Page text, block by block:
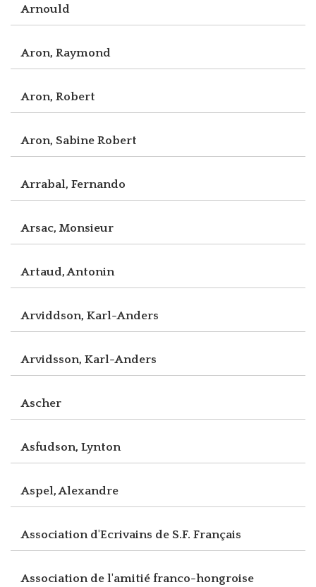
Arnould
Aron, Raymond
Aron, Robert
Aron, Sabine Robert
Arrabal, Fernando
Arsac, Monsieur
Artaud, Antonin
Arviddson, Karl-Anders
Arvidsson, Karl-Anders
Ascher
Asfudson, Lynton
Aspel, Alexandre
Association d'Ecrivains de S.F. Français
Association de l'amitié franco-hongroise